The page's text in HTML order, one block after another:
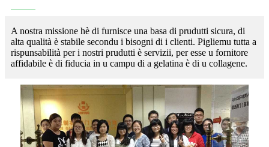
A nostra missione hè di furnisce una basa di prudutti sicura, di
alta qualità è stabile secondu i bisogni di i clienti. Pigliemu tutta a
rispunsabilità per i nostri prudutti è servizii, per esse u fornitore
affidabile è di fiducia in u campu di a gelatina è di u collagene.